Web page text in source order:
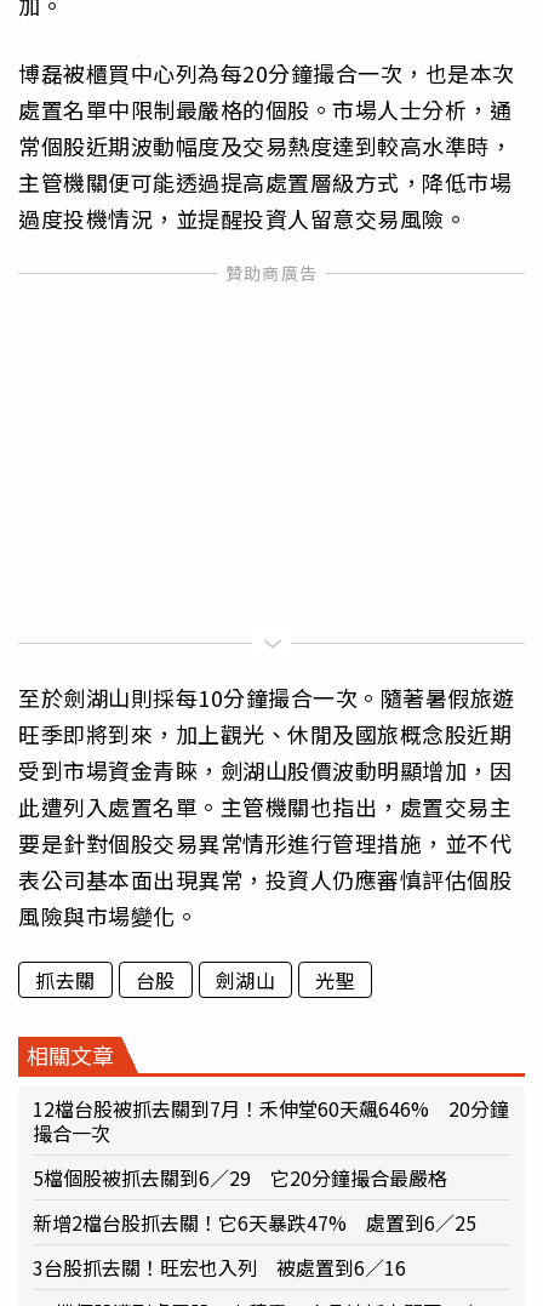
博磊被櫃買中心列為每20分鐘撮合一次，也是本次
處置名單中限制最嚴格的個股。市場人士分析，通
常個股近期波動幅度及交易熱度達到較高水準時，
主管機關便可能透過提高處置層級方式，降低市場
過度投機情況，並提醒投資人留意交易風險。
至於劍湖山則採每10分鐘撮合一次。隨著暑假旅遊
旺季即將到來，加上觀光、休閒及國旅概念股近期
受到市場資金青睞，劍湖山股價波動明顯增加，因
此遭列入處置名單。主管機關也指出，處置交易主
要是針對個股交易異常情形進行管理措施，並不代
表公司基本面出現異常，投資人仍應審慎評估個股
風險與市場變化。
抓去關 台股 劍湖山 光聖
相關文章
12檔台股被抓去關到7月！禾伸堂60天飆646% 20分鐘
撮合一次
5檔個股被抓去關到6／29 它20分鐘撮合最嚴格
新增2檔台股抓去關！它6天暴跌47% 處置到6／25
3台股抓去關！旺宏也入列 被處置到6／16